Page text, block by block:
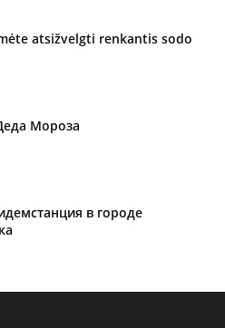
atsižvelgti renkantis sodo
Мороза
в городе